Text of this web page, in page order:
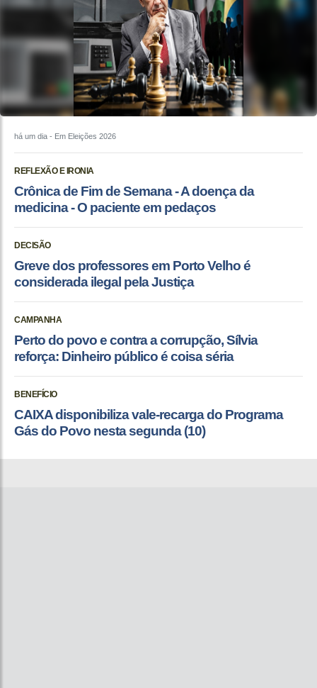
há um dia - Em Eleições 2026
REFLEXÃO E IRONIA
Crônica de Fim de Semana - A doença da
medicina - O paciente em pedaços
DECISÃO
Greve dos professores em Porto Velho é
considerada ilegal pela Justiça
CAMPANHA
Perto do povo e contra a corrupção, Sílvia
reforça: Dinheiro público é coisa séria
BENEFÍCIO
CAIXA disponibiliza vale-recarga do Programa
Gás do Povo nesta segunda (10)